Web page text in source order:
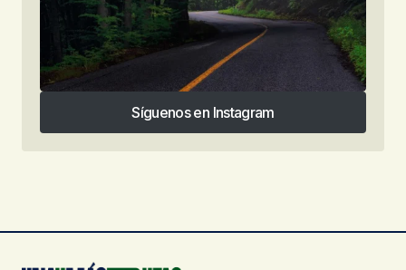
Síguenos en Instagram
Síguenos en Instagram